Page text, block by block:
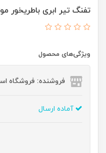
تفنگ تیر ابری باطریخور موزیکال
ویژگی‌های محصول
فروشنده: فروشگاه
آماده ارسال